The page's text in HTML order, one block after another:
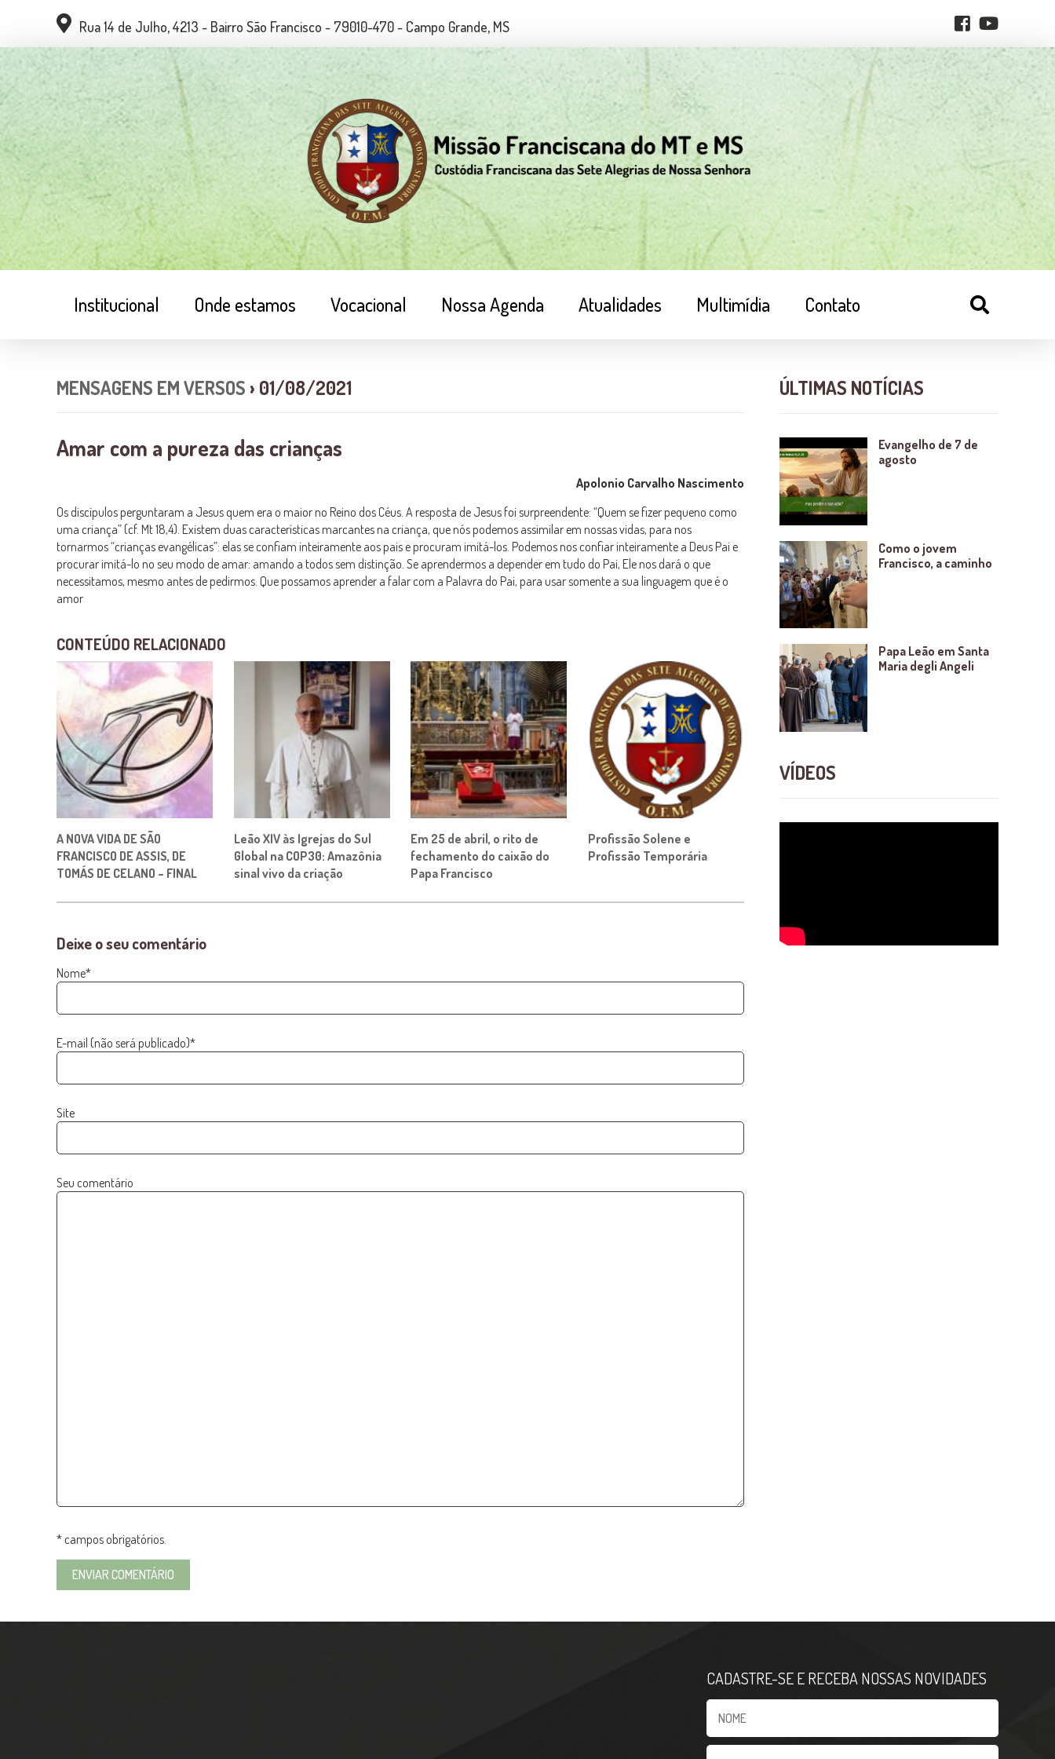
Rua 14 de Julho, 4213 - Bairro São Francisco - 79010-470 - Campo Grande, MS
Institucional Onde estamos Vocacional Nossa Agenda Atualidades Multimídia Contato
MENSAGENS EM VERSOS › 01/08/2021
Amar com a pureza das crianças
Apolonio Carvalho Nascimento
Os discípulos perguntaram a Jesus quem era o maior no Reino dos Céus. A resposta de Jesus foi surpreendente: “Quem se fizer pequeno como
uma criança” (cf. Mt 18,4). Existem duas características marcantes na criança, que nós podemos assimilar em nossas vidas, para nos
tornarmos “crianças evangélicas”: elas se confiam inteiramente aos pais e procuram imitá-los. Podemos nos confiar inteiramente a Deus Pai e
procurar imitá-lo no seu modo de amar: amando a todos sem distinção. Se aprendermos a depender em tudo do Pai, Ele nos dará o que
necessitamos, mesmo antes de pedirmos. Que possamos aprender a falar com a Palavra do Pai, para usar somente a sua linguagem que é o
amor
CONTEÚDO RELACIONADO
A NOVA VIDA DE SÃO
FRANCISCO DE ASSIS, DE
TOMÁS DE CELANO – FINAL
Leão XIV às Igrejas do Sul
Global na COP30: Amazônia
sinal vivo da criação
Em 25 de abril, o rito de
fechamento do caixão do
Papa Francisco
Profissão Solene e
Profissão Temporária
Deixe o seu comentário
Nome*
E-mail (não será publicado)*
Site
Seu comentário
* campos obrigatórios.
ÚLTIMAS NOTÍCIAS
Evangelho de 7 de
agosto
Como o jovem
Francisco, a caminho
Papa Leão em Santa
Maria degli Angeli
VÍDEOS
CADASTRE-SE E RECEBA NOSSAS NOVIDADES